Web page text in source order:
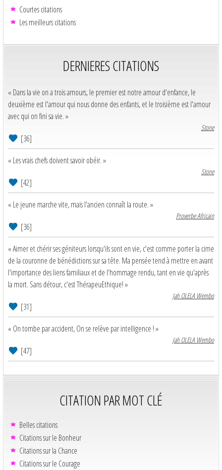
Courtes citations
Les meilleurs citations
DERNIERES CITATIONS
« Dans la vie on a trois amours, le premier est notre amour d'enfance, le
deuxième est l'amour qui nous donne des enfants, et le troisième est l'amour
avec qui on fini sa vie. »
Stone
[36]
« Les vrais chefs doivent savoir obéir. »
Stone
[42]
« Le jeune marche vite, mais l'ancien connaît la route. »
Proverbe Africain
[36]
« Aimer et chérir ses géniteurs lorsqu'ils sont en vie, c'est comme porter la cime
de la couronne de bénédictions sur sa tête. Ma pensée tend à mettre en avant
l'importance des liens familiaux et de l'hommage rendu, tant en vie qu'après
la mort. Sans détour, c'est ThérapeuEthique! »
Jah OLELA Wembo
[31]
« On tombe par accident, On se relève par intelligence ! »
Jah OLELA Wembo
[47]
CITATION PAR MOT CLÉ
Belles citations
Citations sur le Bonheur
Citations sur la Chance
Citations sur le Courage